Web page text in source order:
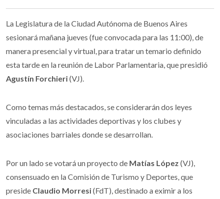
La Legislatura de la Ciudad Autónoma de Buenos Aires
sesionará mañana jueves (fue convocada para las 11:00), de
manera presencial y virtual, para tratar un temario definido
esta tarde en la reunión de Labor Parlamentaria, que presidió
Agustín Forchieri(VJ).
Como temas más destacados, se considerarán dos leyes
vinculadas a las actividades deportivas y los clubes y
asociaciones barriales donde se desarrollan.
Por un lado se votará un proyecto de Matías López (VJ),
consensuado en la Comisión de Turismo y Deportes, que
preside Claudio Morresi(FdT), destinado a eximir a los